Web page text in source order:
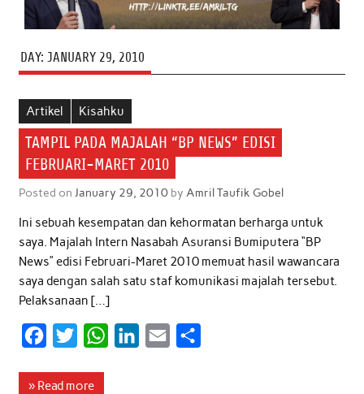
DAY: JANUARY 29, 2010
Artikel Kisahku
TAMPIL PADA MAJALAH “BP NEWS” EDISI
FEBRUARI-MARET 2010
Posted on January 29, 2010by Amril Taufik Gobel
Ini sebuah kesempatan dan kehormatan berharga untuk
saya. Majalah Intern Nasabah Asuransi Bumiputera “BP
News” edisi Februari-Maret 2010 memuat hasil wawancara
saya dengan salah satu staf komunikasi majalah tersebut.
Pelaksanaan […]
c
i
W
» Read more